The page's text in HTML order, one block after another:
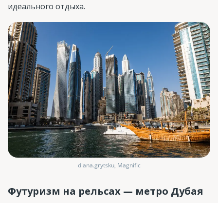
идеального отдыха.
diana.grytsku, Magnific
Футуризм на рельсах — метро Дубая